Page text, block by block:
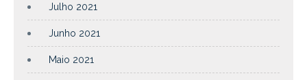
Julho 2021
Junho 2021
Maio 2021